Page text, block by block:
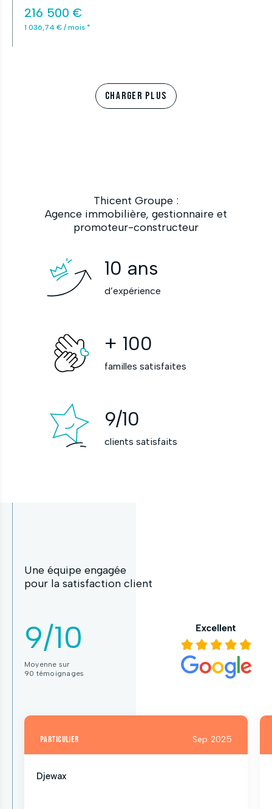
216 500 €
1 036,74 € / mois *
CHARGER PLUS
Thicent Groupe :
Agence immobilière, gestionnaire et
promoteur-constructeur
10 ans
d’expérience
+ 100
familles satisfaites
9/10
clients satisfaits
Une équipe engagée
pour la satisfaction client
9/10
Moyenne sur
90 témoignages
particulier Sep 2025
Djewax